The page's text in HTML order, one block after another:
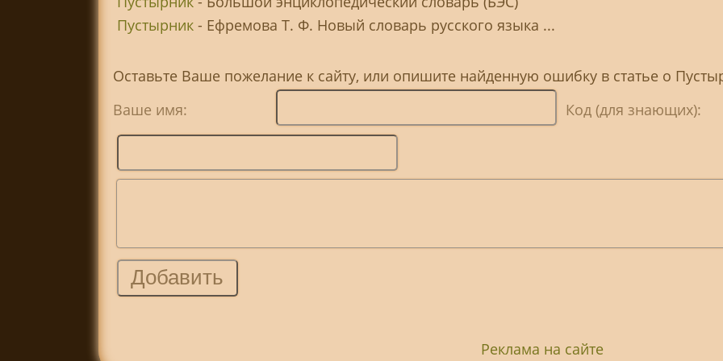
Пустырник- Ефремова Т. Ф. Новый словарь русского языка ...
Оставьте Ваше пожелание к сайту, или опишите найденную ошибку в статье о
Ваше имя:
Код (для знающих):
Реклама на сайте